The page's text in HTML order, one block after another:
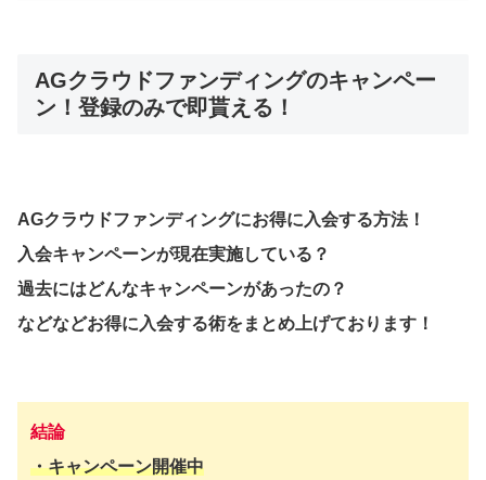
AGクラウドファンディングのキャンペー
ン！登録のみで即貰える！
AGクラウドファンディングにお得に入会する方法！
入会キャンペーンが現在実施している？
過去にはどんなキャンペーンがあったの？
などなどお得に入会する術をまとめ上げております！
結論
・キャンペーン開催中